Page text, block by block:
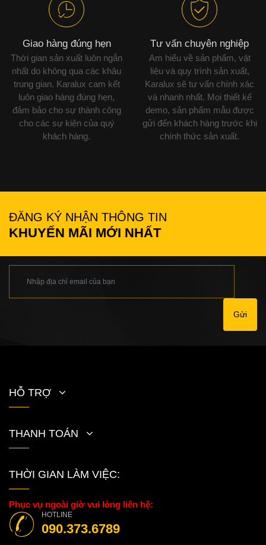
Giao hàng đúng hẹn
Thời gian sản xuất luôn ngắn
nhất do không qua các khâu
trung gian. Karalux cam kết
luôn giao hàng đúng hẹn,
đảm bảo cho sự thành công
cho các sự kiện của quý
khách hàng.
Tư vấn chuyên nghiệp
Am hiểu về sản phẩm, vật
liệu và quy trình sản xuất,
Karalux sẽ tư vấn chính xác
và nhanh nhất. Mọi thiết kế
demo, sản phẩm mẫu được
gửi đến khách hàng trước khi
chính thức sản xuất.
ĐĂNG KÝ NHẬN THÔNG TIN
KHUYẾN MÃI MỚI NHẤT
Gửi
HỖ TRỢ
THANH TOÁN
THỜI GIAN LÀM VIỆC:
Phục vụ ngoài giờ vui lòng liên hệ:
HOTLINE
090.373.6789